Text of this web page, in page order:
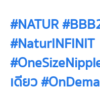
#NATUR
#NaturINFINIT
เดียว